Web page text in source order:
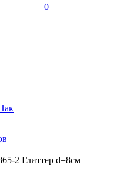
0
2 Глиттер d=8см